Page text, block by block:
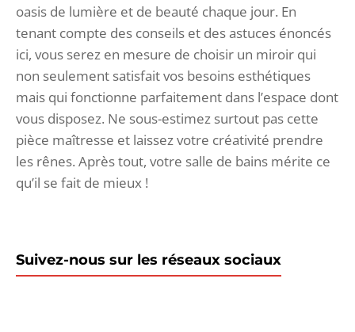
oasis de lumière et de beauté chaque jour. En
tenant compte des conseils et des astuces énoncés
ici, vous serez en mesure de choisir un miroir qui
non seulement satisfait vos besoins esthétiques
mais qui fonctionne parfaitement dans l’espace dont
vous disposez. Ne sous-estimez surtout pas cette
pièce maîtresse et laissez votre créativité prendre
les rênes. Après tout, votre salle de bains mérite ce
qu’il se fait de mieux !
Suivez-nous sur les réseaux sociaux